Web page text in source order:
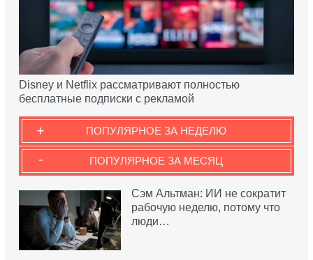
Disney и Netflix рассматривают полностью
бесплатные подписки с рекламой
ПОПУЛЯРНОЕ ЗА НЕДЕЛЮ
+
ПОПУЛЯРНОЕ ЗА МЕСЯЦ
-
Сэм Альтман: ИИ не сократит
рабочую неделю, потому что
люди…